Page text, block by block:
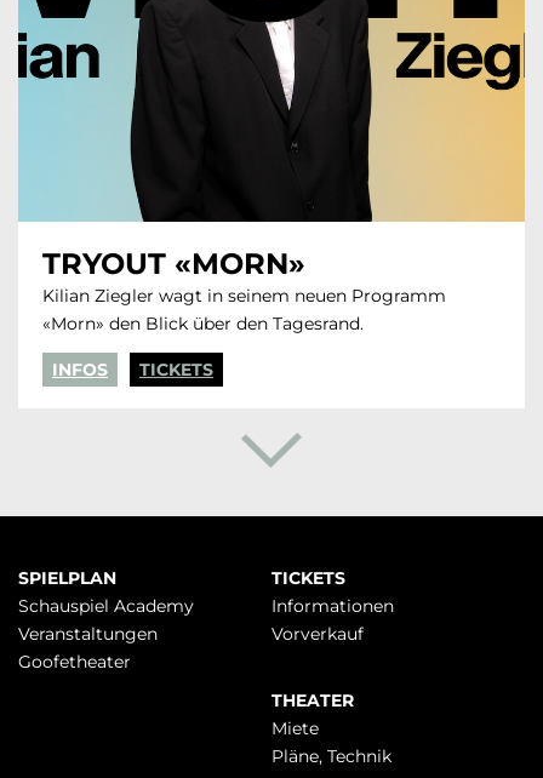
TRYOUT «MORN»
Kilian Ziegler wagt in seinem neuen Programm
«Morn» den Blick über den Tagesrand.
INFOS TICKETS
Navigation
überspringen
SPIELPLAN
Schauspiel Academy
Veranstaltungen
Goofetheater
TICKETS
Infor­mationen
Vorverkauf
THEATER
Miete
Pläne, Technik